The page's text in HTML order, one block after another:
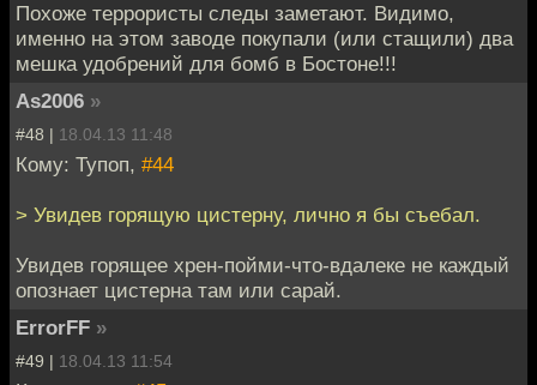
Похоже террористы следы заметают. Видимо,
именно на этом заводе покупали (или стащили) два
мешка удобрений для бомб в Бостоне!!!
As2006 »
#48 | 18.04.13 11:48
Кому: Тупоп, #44
> Увидев горящую цистерну, лично я бы съебал.
Увидев горящее хрен-пойми-что-вдалеке не каждый
опознает цистерна там или сарай.
ErrorFF »
#49 | 18.04.13 11:54